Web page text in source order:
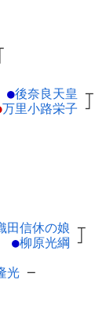
●後奈良天皇 ┬
万里小路栄子 ┘
田信休の娘 ┬
●柳原光綱 ┘
光 ─